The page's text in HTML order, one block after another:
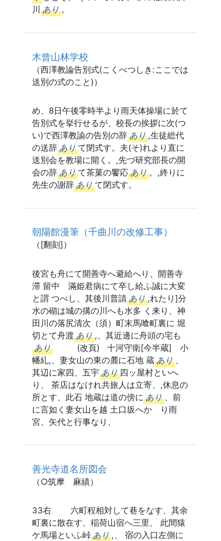
川 あり 。
木曾山林学校
（西澤教論告別式(こくべつしき:ここでは
送別の式のこと)）
め、8日午後零時半より雨天体操場に於て
告別式を挙行せるが、校長の挨拶に次(つ
い)で西澤教諭の告別の辞 あり ,生徒総代
の送辞 あり て閉式す。夫(そ)れより直に
送別会を教場に開く。,先づ研究部長の開
会の辞 あり て茶菓の饗応 あり 。,終りに
先生の謝辞 あり て閉式す。
朝陽館漫筆（千曲川の改修工事）
（[翻刻]）
後宮も舟にて開善寺へ避給へり、開善寺
滞 留中 滿姫君病にて卒し給ふ誠に大変
と謂 つべし、其後川普請 あり ,れたり]分
水の砌は城の搆の川へも水多 く来り、神
田川の落尻清次（須）町末馬喰町裏に 堀
切とて舟渡 あり ,、其近邊に舟頭の宅も
あり
(改頁) 十河守衛[今半蔵] 小
幡糺,、妻女山の東の麓に石地 蔵 あり 、
其辺に家四、五宇 あり 四ッ屋村といへ
り、 茶店はなけれ共旅人は立寄、,休息の
所とす、此石 地蔵は道の傍に あり 、前
に言如く妻女山を越 土口坂へかゝり雨
宮、矢代と行事なり、
善光寺道名所図会
（○筑摩 麻績）
33右 六町程相対して巷をなす、其余
町裏に散在す、稲荷山宿へ三里、 此間猿
ケ馬場といふ峠 あり ,、 宿の入口左側に